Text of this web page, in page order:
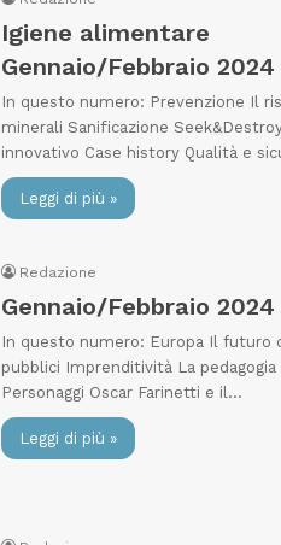
Igiene alimentare
Gennaio/Febbraio 2024
In questo numero: Prevenzione Il
minerali Sanificazione
innovativo Case history Qualità e
Leggi di più »
Redazione
Gennaio/Febbraio 2024
In questo numero: Europa Il futuro
pubblici Imprenditività La
Personaggi Oscar Farinetti e il…
Leggi di più »